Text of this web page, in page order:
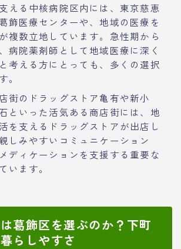
える中核病院区内には、東京慈恵
飾医療センターや、地域の医療を
複数立地しています。急性期から
病院薬剤師として地域医療に深く
考える方にとっても、多くの選択
。
街のドラッグストア亀有や新小
といった活気ある商店街には、地
を支えるドラッグストアが出店し
しみやすいコミュニケーション
ディケーションを支援する重要な
います。
葛飾区を選ぶのか？下町
らしやすさ